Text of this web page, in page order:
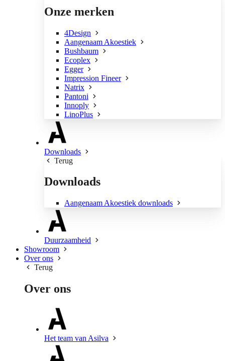
Onze merken
4Design
Aangenaam Akoestiek
Bushbaum
Ecoplex
Egger
Impression Fineer
Natrix
Pantoni
Innoply
LinoPlus
Downloads
Terug
Downloads
Aangenaam Akoestiek downloads
Duurzaamheid
Showroom
Over ons
Terug
Over ons
Het team van Asilva